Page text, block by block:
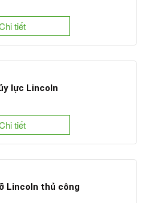
tiết
lực Lincoln
tiết
Lincoln thủ công